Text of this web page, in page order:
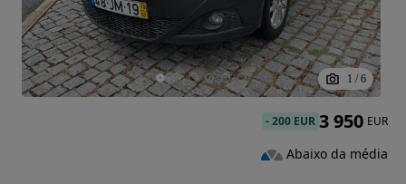
1 / 6
-200 EUR 3 950 EUR
Abaixo da média